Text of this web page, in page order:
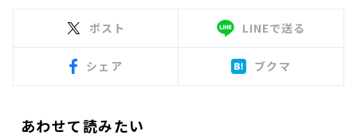
ポスト LINEで送る
シェア ブクマ
あわせて読みたい